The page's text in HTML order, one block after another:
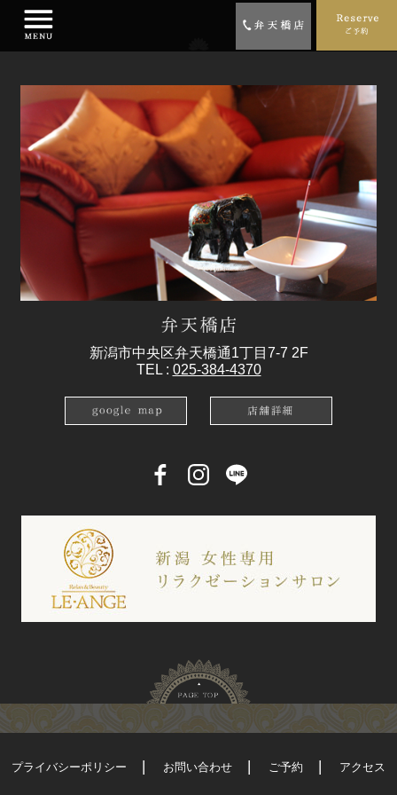
新潟市中央区弁天橋通1丁目7-7 2F
TEL : 025-384-4370
プライバシーポリシー お問い合わせ ご予約 アクセス